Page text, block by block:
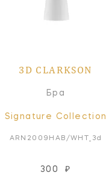
3D CLARKSON
Бра
Signature Collection
ARN2009HAB/WHT_3d
300 ₽